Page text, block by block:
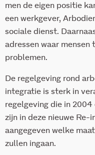
men de eigen positie
een werkgever,
sociale dienst.
adressen waar mensen
problemen.
De regelgeving rond
integratie is sterk in
regelgeving die in 2004
zijn in deze nieuwe Re-
aangegeven welke
zullen ingaan.